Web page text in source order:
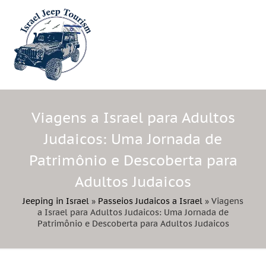
Viagens a Israel para Adultos
Judaicos: Uma Jornada de
Patrimônio e Descoberta para
Adultos Judaicos
Jeeping in Israel » Passeios Judaicos a Israel » Viagens
a Israel para Adultos Judaicos: Uma Jornada de
Patrimônio e Descoberta para Adultos Judaicos